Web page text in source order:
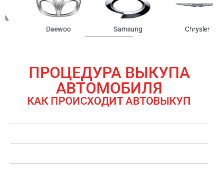
Samsung Chrysler Gmc
ПРОЦЕДУРА ВЫКУПА
АВТОМОБИЛЯ
КАК ПРОИСХОДИТ АВТОВЫКУП